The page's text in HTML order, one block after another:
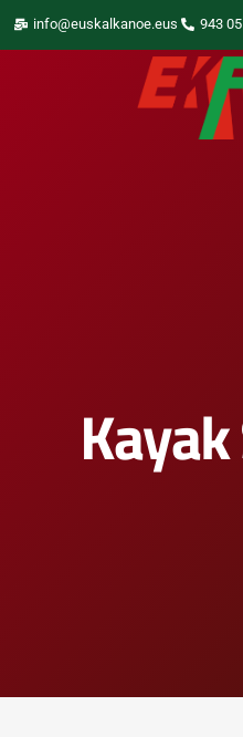
info@euskalkanoe.eus 943